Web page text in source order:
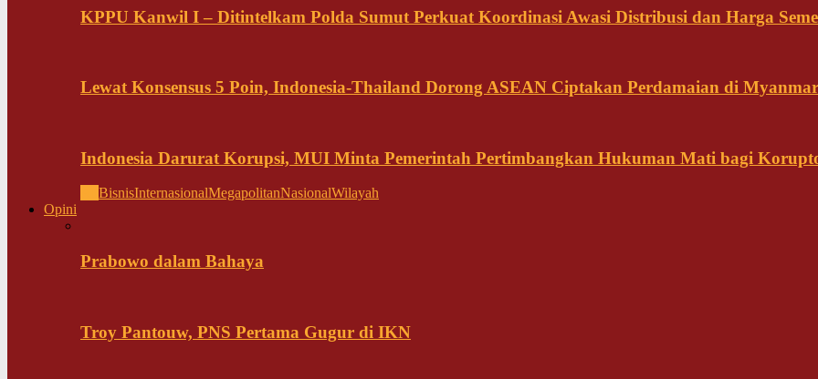
KPPU Kanwil I – Ditintelkam Polda Sumut Perkuat Koordinasi Awasi Distribusi dan Harga
Lewat Konsensus 5 Poin, Indonesia-Thailand Dorong ASEAN Ciptakan Perdamaian di Myanmar
Indonesia Darurat Korupsi, MUI Minta Pemerintah Pertimbangkan Hukuman Mati bagi
BisnisInternasionalMegapolitanNasionalWilayah
Opini
Prabowo dalam Bahaya
Troy Pantouw, PNS Pertama Gugur di IKN